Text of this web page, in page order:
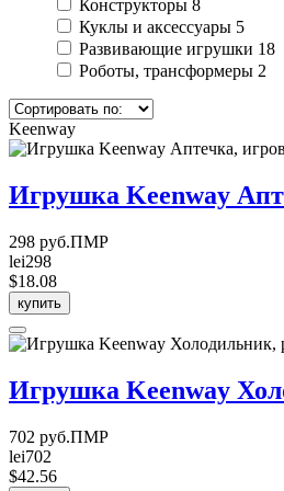
Конструкторы 8
Куклы и аксессуары 5
Развивающие игрушки 18
Роботы, трансформеры 2
Keenway
Игрушка Keenway
298 руб.ПМР
lei298
$18.08
купить
Игрушка Keenway
702 руб.ПМР
lei702
$42.56